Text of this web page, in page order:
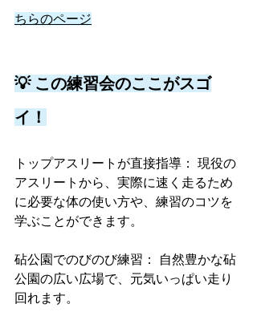
ちらのページ
💡 この練習会のここがスゴ
イ！
トップアスリートが直接指導： 現役の
アスリートから、実際に速く走るため
に必要な体の使い方や、練習のコツを
学ぶことができます。
砧公園でのびのび練習： 自然豊かな砧
公園の広い広場で、元気いっぱい走り
回れます。